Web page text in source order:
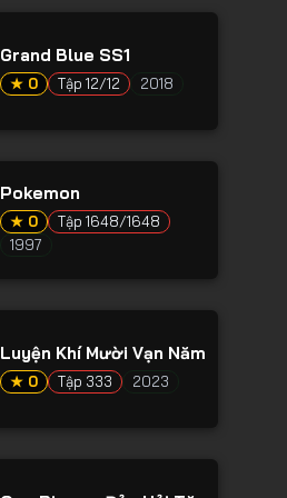
Grand Blue SS1
★ 0 Tập 12/12 2018
Pokemon
★ 0
Tập 1648/1648
1997
Luyện Khí Mười Vạn Năm
★ 0 Tập 333 2023